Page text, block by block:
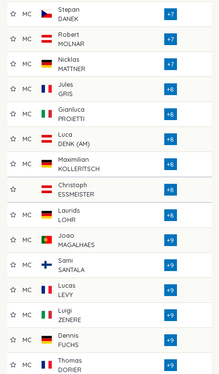
MC
Stepan
DANEK
+7
MC
Robert
MOLNAR
+7
MC
Nicklas
MATTNER
+7
MC
Jules
GRIS
+8
MC
Gianluca
PROIETTI
+8
MC
Luca
DENK (AM)
+8
MC
Maximilian
KOLLERITSCH
+8
Christoph
ESSMEISTER
+8
MC
Laurids
LOHR
+8
MC
Joao
MAGALHAES
+9
MC
Sami
SANTALA
+9
MC
Lucas
LEVY
+9
MC
Luigi
ZENERE
+9
MC
Dennis
FUCHS
+9
MC
Thomas
DORIER
+9